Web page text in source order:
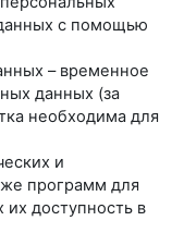
с помощью
– временное
данных (за
необходима для
и
программ для
доступность в